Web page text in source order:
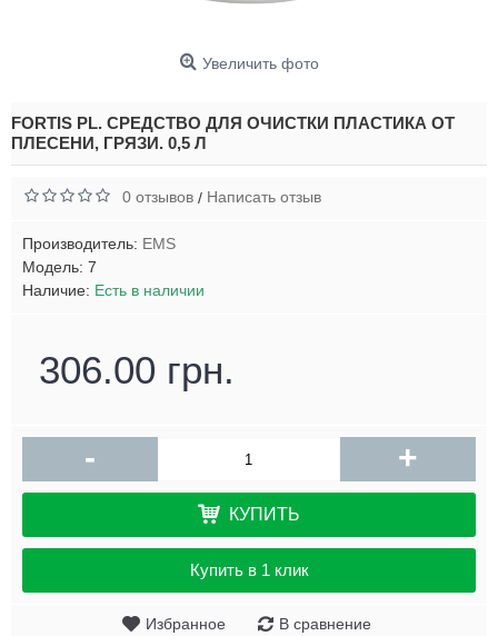
Увеличить фото
FORTIS PL. СРЕДСТВО ДЛЯ ОЧИСТКИ ПЛАСТИКА ОТ
ПЛЕСЕНИ, ГРЯЗИ. 0,5 Л
0 отзывов / Написать отзыв
Производитель: EMS
Модель: 7
Наличие: Есть в наличии
306.00 грн.
- +
КУПИТЬ
Купить в 1 клик
Избранное В сравнение